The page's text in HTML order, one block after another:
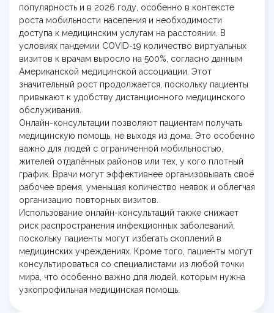
популярность и в 2026 году, особенно в контексте
роста мобильности населения и необходимости
доступа к медицинским услугам на расстоянии. В
условиях пандемии COVID-19 количество виртуальных
визитов к врачам выросло на 500%, согласно данным
Американской медицинской ассоциации. Этот
значительный рост продолжается, поскольку пациенты
привыкают к удобству дистанционного медицинского
обслуживания.
Онлайн-консультации позволяют пациентам получать
медицинскую помощь, не выходя из дома. Это особенно
важно для людей с ограниченной мобильностью,
жителей отдалённых районов или тех, у кого плотный
график. Врачи могут эффективнее организовывать своё
рабочее время, уменьшая количество неявок и облегчая
организацию повторных визитов.
Использование онлайн-консультаций также снижает
риск распространения инфекционных заболеваний,
поскольку пациенты могут избегать скоплений в
медицинских учреждениях. Кроме того, пациенты могут
консультироваться со специалистами из любой точки
мира, что особенно важно для людей, которым нужна
узкопрофильная медицинская помощь.